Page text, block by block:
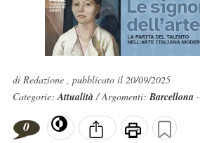
di Redazione , pubblicato il 20/09/2025
Categorie:Attualità/ Argomenti:Barcellona-
0